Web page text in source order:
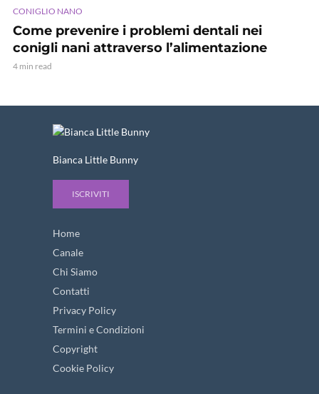
CONIGLIO NANO
Come prevenire i problemi dentali nei
conigli nani attraverso l’alimentazione
4 min read
Bianca Little Bunny
ISCRIVITI
Home
Canale
Chi Siamo
Contatti
Privacy Policy
Termini e Condizioni
Copyright
Cookie Policy